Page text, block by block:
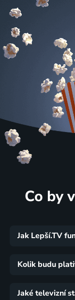
Co by
Jak Lepší.TV
Kolik budu
Jaké televizní